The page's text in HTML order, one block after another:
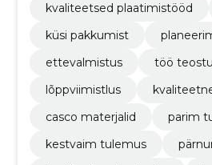
kvaliteetsed plaatimistööd
küsi pakkumist
ettevalmistus
töö
lõppviimistlus
casco materjalid
parim
kestvaim tulemus